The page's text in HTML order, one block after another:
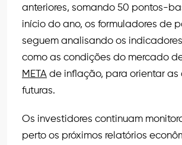
anteriores, somando 50 pontos-
início do ano, os formuladores de
seguem analisando os
como as condições do mercado
META de inflação, para orientar as
futuras.
Os investidores continuam
perto os próximos relatórios